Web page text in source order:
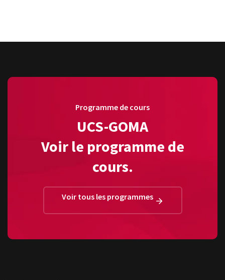
Programme de cours
UCS-GOMA
Voir le programme de
cours.
Voir tous les programmes